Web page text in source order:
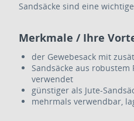
Sandsäcke sind eine
Merkmale / Ihre
der Gewebesack mit
Sandsäcke aus
verwendet
günstiger als Jute-
mehrmals verwendbar,